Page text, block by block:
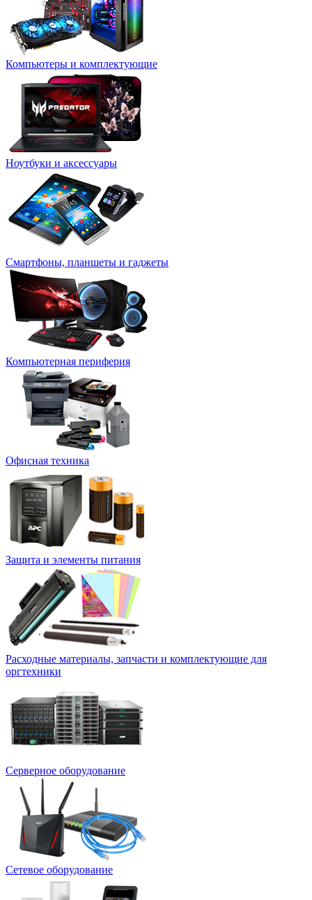
Компьютеры и комплектующие
Ноутбуки и аксессуары
Смартфоны, планшеты и гаджеты
Компьютерная периферия
Офисная техника
Защита и элементы питания
Расходные материалы, запчасти и комплектующие для
оргтехники
Серверное оборудование
Сетевое оборудование